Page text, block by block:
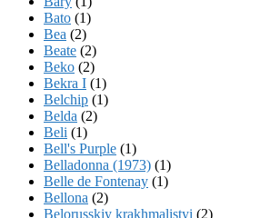
Bato (1)
Bea (2)
Beate (2)
Beko (2)
Bekra I (1)
Belchip (1)
Belda (2)
Beli (1)
Bell's Purple (1)
Belladonna (1973) (1)
Belle de Fontenay (1)
Bellona (2)
Belorusskiy krakhmalistyi (2)